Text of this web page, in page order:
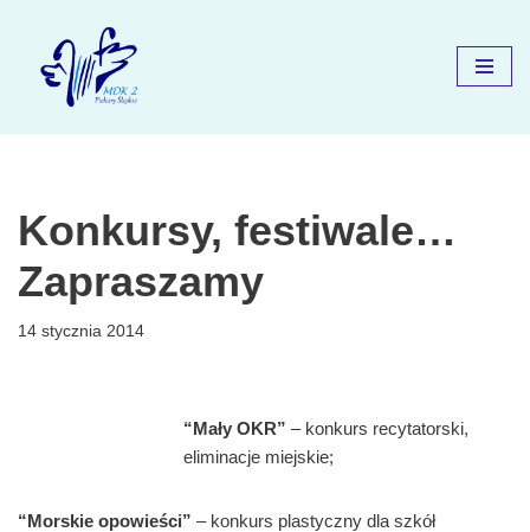
Przejdź
Konkursy, festiwale…
Zapraszamy
14 stycznia 2014
“Mały OKR” – konkurs recytatorski,
eliminacje miejskie;
“Morskie opowieści” – konkurs plastyczny dla szkół